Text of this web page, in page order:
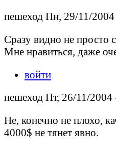
пешеход Пн, 29/11/
Сразу видно не просто
Мне нравиться, даже
войти
пешеход Пт, 26/11/2004
Не, конечно не плохо,
4000$ не тянет явно.